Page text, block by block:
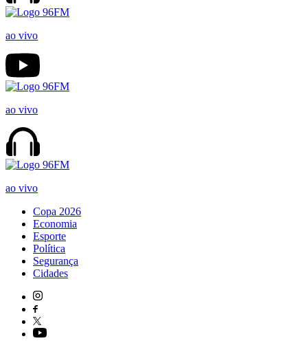
ao vivo
ao vivo
ao vivo
Copa 2026
Economia
Esporte
Política
Segurança
Cidades